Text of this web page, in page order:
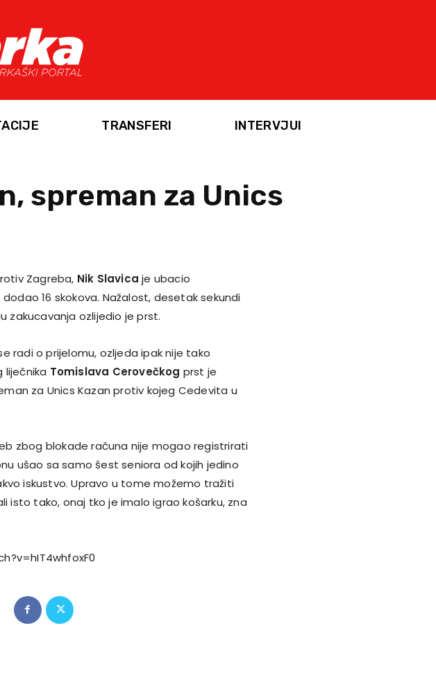
TRANSFERI INTERVJUI
spreman za Unics
Zagreba, Nik Slavica je ubacio
16 skokova. Nažalost, desetak sekundi
zakucavanja ozlijedio je prst.
radi o prijelomu, ozljeda ipak nije tako
liječnika Tomislava Cerovečkog prst je
za Unics Kazan protiv kojeg Cedevita u
zbog blokade računa nije mogao registrirati
ušao sa samo šest seniora od kojih jedino
iskustvo. Upravo u tome možemo tražiti
isto tako, onaj tko je imalo igrao košarku, zna